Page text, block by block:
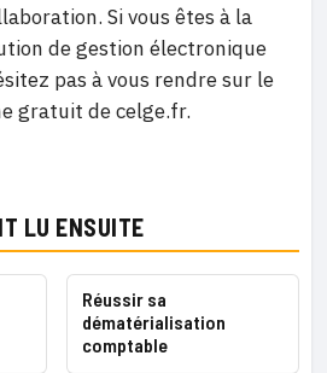
Si vous êtes à la
de gestion électronique
pas à vous rendre sur le
gratuit de celge.fr.
LU ENSUITE
Réussir sa
dématérialisation
comptable